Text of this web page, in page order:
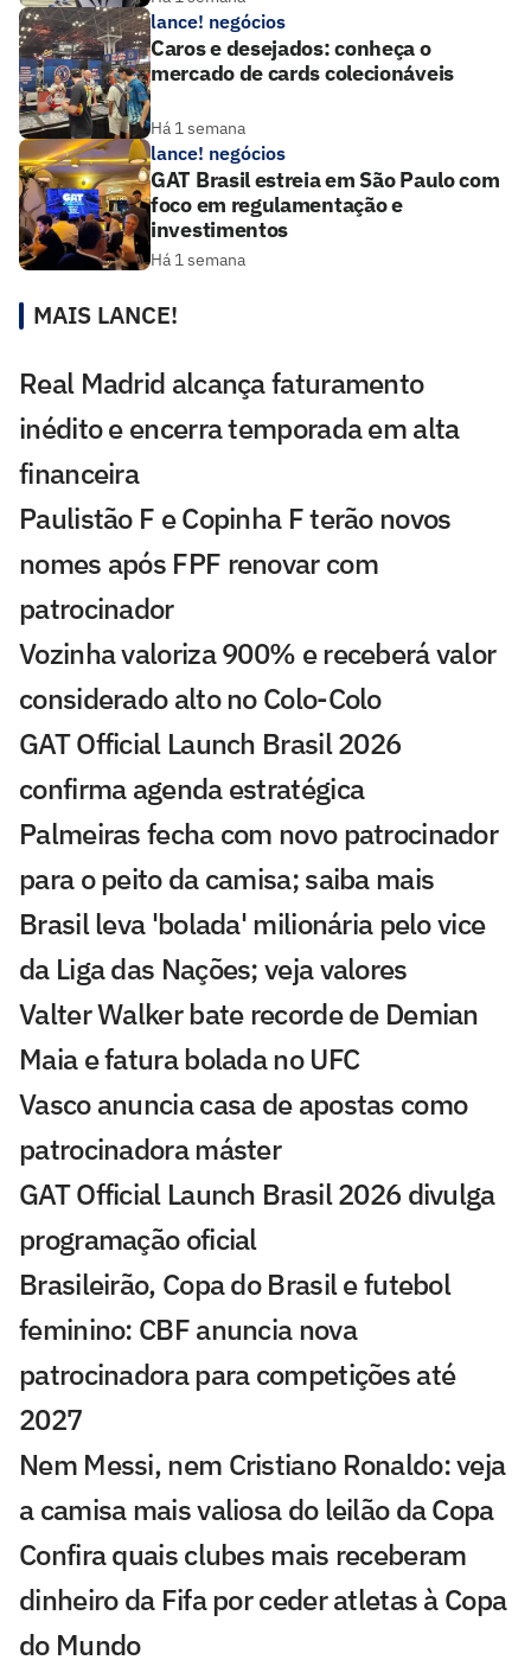
lance! negócios
Caros e desejados: conheça o
mercado de cards colecionáveis
Há 1 semana
lance! negócios
GAT Brasil estreia em São Paulo com
foco em regulamentação e
investimentos
Há 1 semana
MAIS LANCE!
Real Madrid alcança faturamento
inédito e encerra temporada em alta
financeira
Paulistão F e Copinha F terão novos
nomes após FPF renovar com
patrocinador
Vozinha valoriza 900% e receberá valor
considerado alto no Colo-Colo
GAT Official Launch Brasil 2026
confirma agenda estratégica
Palmeiras fecha com novo patrocinador
para o peito da camisa; saiba mais
Brasil leva 'bolada' milionária pelo vice
da Liga das Nações; veja valores
Valter Walker bate recorde de Demian
Maia e fatura bolada no UFC
Vasco anuncia casa de apostas como
patrocinadora máster
GAT Official Launch Brasil 2026 divulga
programação oficial
Brasileirão, Copa do Brasil e futebol
feminino: CBF anuncia nova
patrocinadora para competições até
2027
Nem Messi, nem Cristiano Ronaldo: veja
a camisa mais valiosa do leilão da Copa
Confira quais clubes mais receberam
dinheiro da Fifa por ceder atletas à Copa
do Mundo